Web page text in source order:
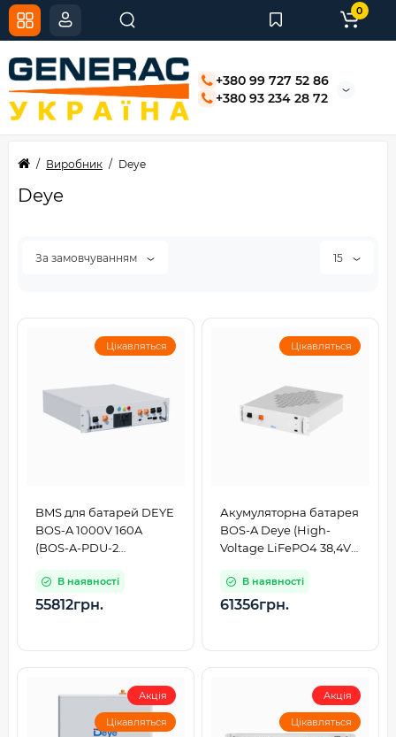
+380 99 727 52 86
+380 93 234 28 72
0
Виробник Deye
Deye
За замовчуванням 15
Цікавляться
BMS для батарей DEYE
BOS-A 1000V 160A
(BOS-A-PDU-2
В наявності
55812грн.
Цікавляться
Акумуляторна батарея
BOS-A Deye (High-
Voltage LiFePO4 38,4V
В наявності
61356грн.
Акція
Цікавляться
Акція
Цікавляться